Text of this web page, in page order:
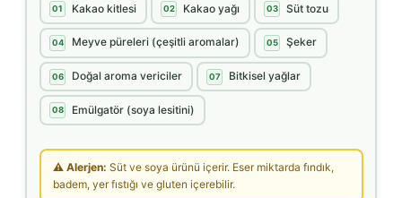
01 Kakao kitlesi 02 Kakao yağı 03 Süt tozu
04 Meyve püreleri (çeşitli aromalar) 05 Şeker
06 Doğal aroma vericiler 07 Bitkisel yağlar
08 Emülgatör (soya lesitini)
⚠ Alerjen: Süt ve soya ürünü içerir. Eser miktarda fındık,
badem, yer fıstığı ve gluten içerebilir.